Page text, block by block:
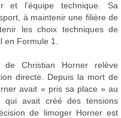
et l'équipe technique. Sa
à maintenir une filière de
les choix techniques de
Formule 1.
Christian Horner relève
directe. Depuis la mort de
avait « pris sa place » au
avait créé des tensions
de limoger Horner est